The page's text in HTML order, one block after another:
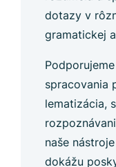
dotazy v
gramatickej
spracovania
lematizácia,
naše
dokážu